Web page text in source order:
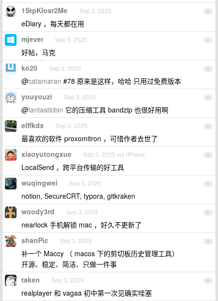
80
1StpKlosr2Me Sep 3, 2025
eDiary ，每天都在用
81
mjever Sep 3, 2025
好帖，马克
82
ko20 Sep 3, 2025
@catamaran #78 原来是这样，哈哈 只用过免费版本
83
youyouzi Sep 3, 2025
@fantasticbin 它的压缩工具 bandzip 也很好用啊
84
elffkdx Sep 3, 2025
最喜欢的软件 proxomitron ，可惜作者去世了
85
xiaoyutongxue Sep 3, 2025 via iPhone
LocalSend ，跨平台传输的好工具
86
wuqingwei Sep 3, 2025
notion, SecureCRT, typora, gitkraken
87
woody3rd Sep 3, 2025
nearlock 手机解锁 mac ，好久不更新了
88
shanPic Sep 3, 2025
补一个 Maccy （ macos 下的剪切板历史管理工具）
开源、稳定、简洁、只做一件事
89
taken Sep 3, 2025
realplayer 和 vagaa 初中第一次见确实哇塞